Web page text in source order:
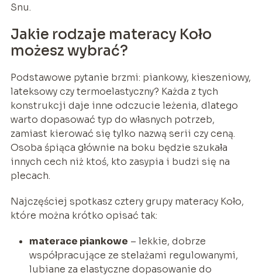
Snu.
Jakie rodzaje materacy Koło
możesz wybrać?
Podstawowe pytanie brzmi: piankowy, kieszeniowy,
lateksowy czy termoelastyczny? Każda z tych
konstrukcji daje inne odczucie leżenia, dlatego
warto dopasować typ do własnych potrzeb,
zamiast kierować się tylko nazwą serii czy ceną.
Osoba śpiąca głównie na boku będzie szukała
innych cech niż ktoś, kto zasypia i budzi się na
plecach.
Najczęściej spotkasz cztery grupy materacy Koło,
które można krótko opisać tak:
materace piankowe – lekkie, dobrze
współpracujące ze stelażami regulowanymi,
lubiane za elastyczne dopasowanie do